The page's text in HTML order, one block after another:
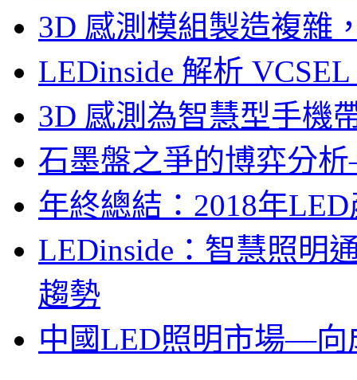
3D 感測模組製造複雜
LEDinside 解析
3D 感測為智慧型手機
石墨盤之爭的博弈分
年終總結：2018年
LEDinside：智慧照明
趨勢
中國LED照明市場—向